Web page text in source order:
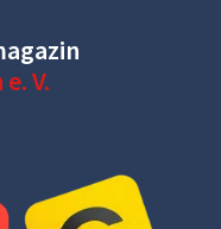
V.